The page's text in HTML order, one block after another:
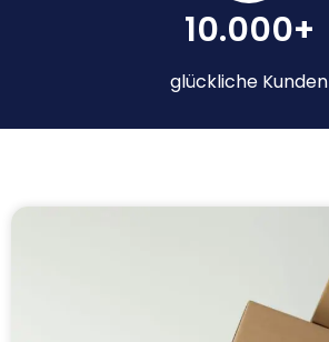
10.000+
glückliche Kunden